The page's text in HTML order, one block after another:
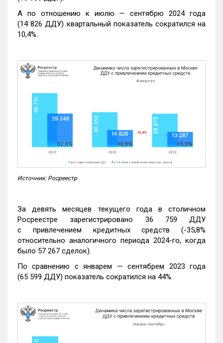
А по отношению к июлю — сентябрю 2024 года
(14 826 ДДУ) квартальный показатель сократился на
10,4%.
Источник: Росреестр
За девять месяцев текущего года в столичном
Росреестре зарегистрировано 36 759 ДДУ
с привлечением кредитных средств (-35,8%
относительно аналогичного периода 2024-го, когда
было 57 267 сделок).
По сравнению с январем — сентябрем 2023 года
(65 599 ДДУ) показатель сократился на 44%.